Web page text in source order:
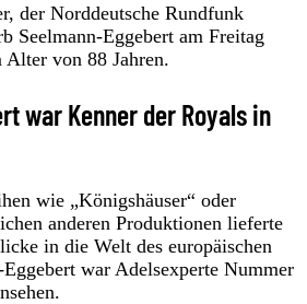
der Norddeutsche Rundfunk
Seelmann-Eggebert am Freitag
von 88 Jahren.
war Kenner der Royals in
wie „Königshäuser“ oder
anderen Produktionen lieferte
in die Welt des europäischen
war Adelsexperte Nummer